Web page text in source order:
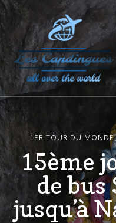
Les
blog de voyage
1ER TOUR DU MONDE
15ème
de
jusqu’à